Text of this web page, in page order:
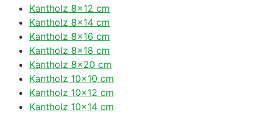
Kantholz 8×12 cm
Kantholz 8×14 cm
Kantholz 8×16 cm
Kantholz 8×18 cm
Kantholz 8×20 cm
Kantholz 10×10 cm
Kantholz 10×12 cm
Kantholz 10×14 cm